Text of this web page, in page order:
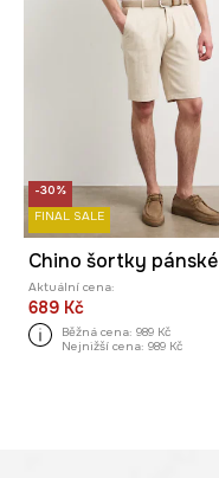
-30%
FINAL SALE
Aktuální cena:
689 Kč
Běžná cena: 989 Kč
Nejnižší cena: 989 Kč